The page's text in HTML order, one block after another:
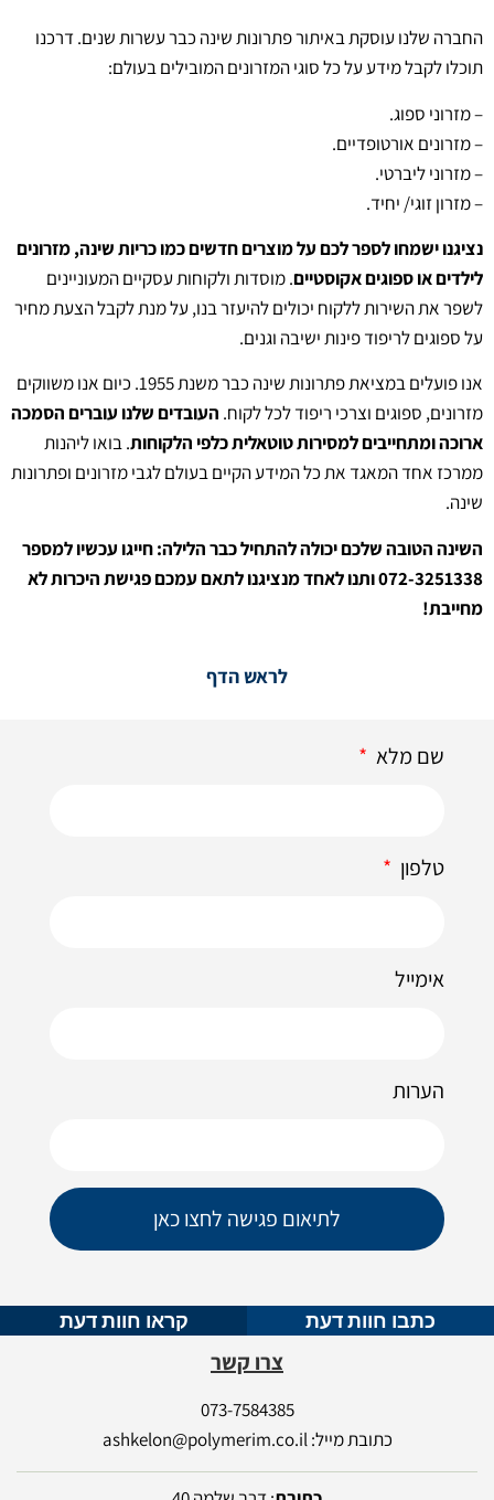
החברה שלנו עוסקת באיתור פתרונות שינה כבר עשרות שנים. דרכנו
תוכלו לקבל מידע על כל סוגי המזרונים המובילים בעולם:
– מזרוני ספוג.
– מזרונים אורטופדיים.
– מזרוני ליברטי.
– מזרון זוגי/ יחיד.
נציגנו ישמחו לספר לכם על מוצרים חדשים כמו כריות שינה, מזרונים
לילדים או ספוגים אקוסטיים. מוסדות ולקוחות עסקיים המעוניינים
לשפר את השירות ללקוח יכולים להיעזר בנו, על מנת לקבל הצעת מחיר
על ספוגים לריפוד פינות ישיבה וגנים.
אנו פועלים במציאת פתרונות שינה כבר משנת 1955. כיום אנו משווקים
מזרונים, ספוגים וצרכי ריפוד לכל לקוח. העובדים שלנו עוברים הסמכה
ארוכה ומתחייבים למסירות טוטאלית כלפי הלקוחות. בואו ליהנות
ממרכז אחד המאגד את כל המידע הקיים בעולם לגבי מזרונים ופתרונות
שינה.
השינה הטובה שלכם יכולה להתחיל כבר הלילה: חייגו עכשיו למספר
072-3251338 ותנו לאחד מנציגנו לתאם עמכם פגישת היכרות לא
מחייבת!
לראש הדף
שם מלא
טלפון
אימייל
הערות
לתיאום פגישה לחצו כאן
כתבו חוות דעת קראו חוות דעת
צרו קשר
073-7584385
כתובת מייל: ashkelon@polymerim.co.il